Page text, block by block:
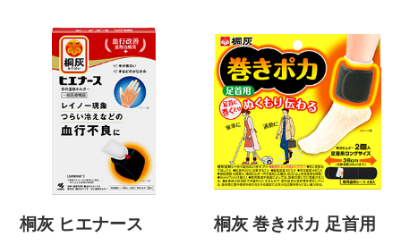
桐灰 ヒエナース 桐灰 巻きポカ 足首用